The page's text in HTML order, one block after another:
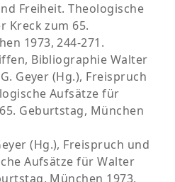
in Wuppertal (VEM/UIM)
Freiheit. Theologische
Kreck zum 65.
1973, 244-271.
Bibliographie Walter
Geyer (Hg.), Freispruch
Aufsätze für
Geburtstag, München
(Hg.), Freispruch und
Aufsätze für Walter
München 1973.